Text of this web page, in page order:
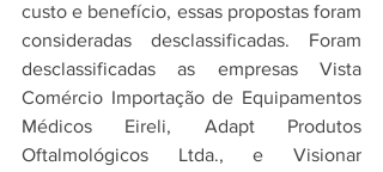
custo e benefício, essas propostas foram
consideradas desclassificadas. Foram
desclassificadas as empresas Vista
Comércio Importação de Equipamentos
Médicos Eireli, Adapt Produtos
Oftalmológicos Ltda., e Visionar